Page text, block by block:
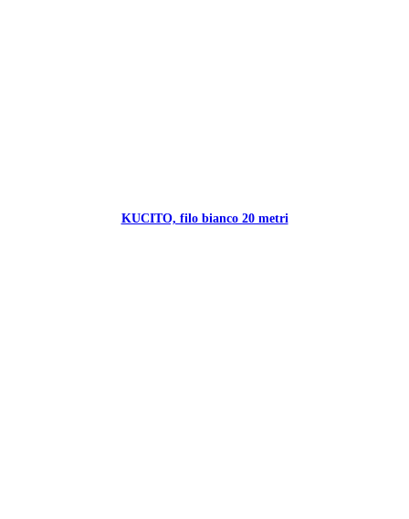
KUCITO, filo bianco 20 metri